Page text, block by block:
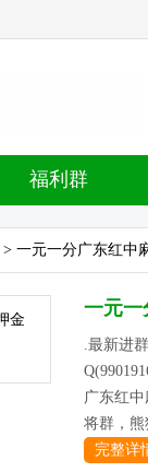
福利群
> 一元一分广东红中
一元一
.最新进
广东红
将群，
完整详